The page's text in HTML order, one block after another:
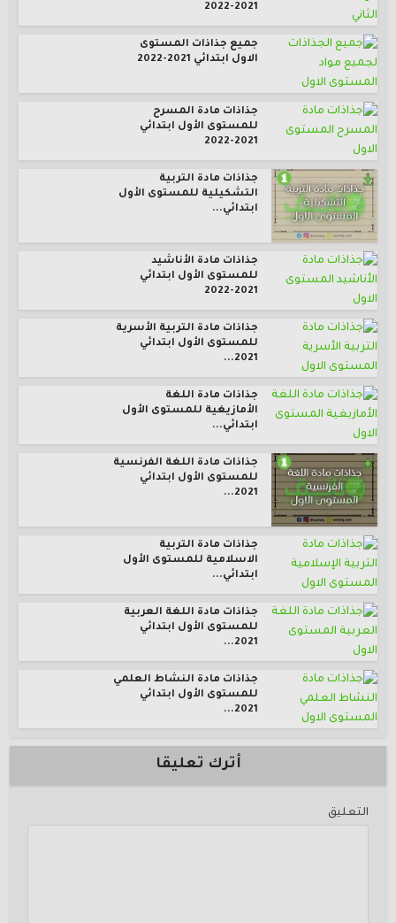
2021-2022
جميع جذاذات المستوى
الاول ابتدائي 2021-2022
جذاذات مادة المسرح
للمستوى الأول ابتدائي
2021-2022
جذاذات مادة التربية
التشكيلية للمستوى الأول
ابتدائي...
جذاذات مادة الأناشيد
للمستوى الأول ابتدائي
2021-2022
جذاذات مادة التربية الأسرية
للمستوى الأول ابتدائي
2021...
جذاذات مادة اللغة
الأمازيغية للمستوى الأول
ابتدائي...
جذاذات مادة اللغة الفرنسية
للمستوى الأول ابتدائي
2021...
جذاذات مادة التربية
الاسلامية للمستوى الأول
ابتدائي...
جذاذات مادة اللغة العربية
للمستوى الأول ابتدائي
2021...
جذاذات مادة النشاط العلمي
للمستوى الأول ابتدائي
2021...
أترك تعليقا
التعليق